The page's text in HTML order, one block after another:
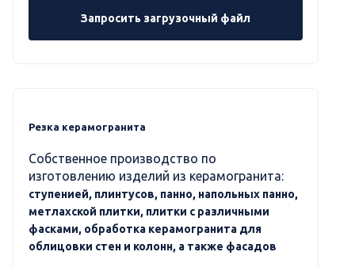
Запросить загрузочный файл
Резка керамогранита
Собственное производство по
изготовлению изделий из керамогранита:
ступенией, плинтусов, панно, напольных панно,
метлахской плитки, плитки с различными
фасками, обработка керамогранита для
облицовки стен и колонн, а также фасадов